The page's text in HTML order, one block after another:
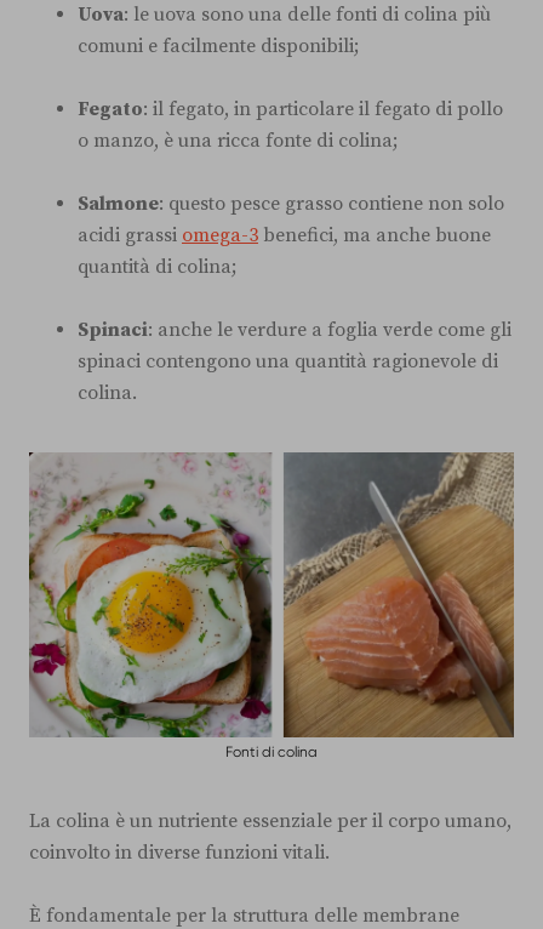
Uova: le uova sono una delle fonti di colina più
comuni e facilmente disponibili;
Fegato: il fegato, in particolare il fegato di pollo
o manzo, è una ricca fonte di colina;
Salmone: questo pesce grasso contiene non solo
acidi grassi omega-3 benefici, ma anche buone
quantità di colina;
Spinaci: anche le verdure a foglia verde come gli
spinaci contengono una quantità ragionevole di
colina.
Fonti di colina
La colina è un nutriente essenziale per il corpo umano,
coinvolto in diverse funzioni vitali.
È fondamentale per la struttura delle membrane